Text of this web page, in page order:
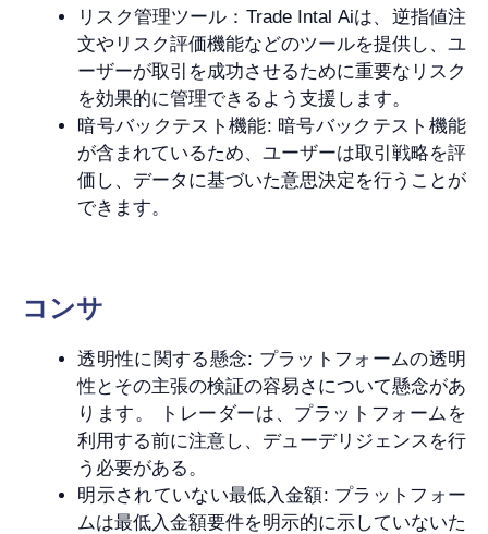
リスク管理ツール：Trade Intal Aiは、逆指値注
文やリスク評価機能などのツールを提供し、ユ
ーザーが取引を成功させるために重要なリスク
を効果的に管理できるよう支援します。
暗号バックテスト機能: 暗号バックテスト機能
が含まれているため、ユーザーは取引戦略を評
価し、データに基づいた意思決定を行うことが
できます。
コンサ
透明性に関する懸念: プラットフォームの透明
性とその主張の検証の容易さについて懸念があ
ります。 トレーダーは、プラットフォームを
利用する前に注意し、デューデリジェンスを行
う必要がある。
明示されていない最低入金額: プラットフォー
ムは最低入金額要件を明示的に示していないた